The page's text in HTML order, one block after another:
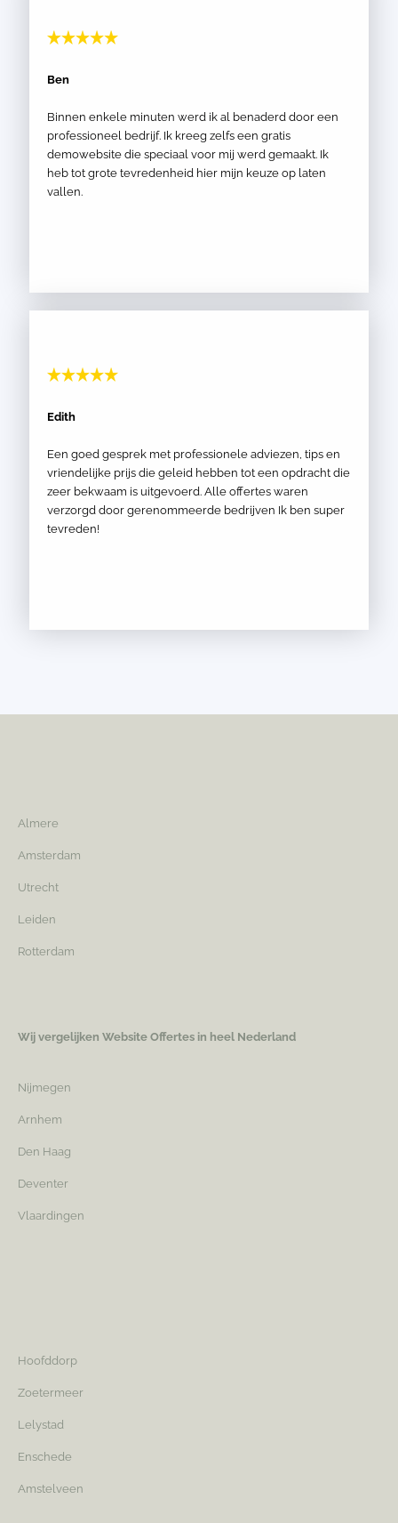
Ben
Binnen enkele minuten werd ik al benaderd door een
professioneel bedrijf. Ik kreeg zelfs een gratis
demowebsite die speciaal voor mij werd gemaakt. Ik
heb tot grote tevredenheid hier mijn keuze op laten
vallen.
Edith
Een goed gesprek met professionele adviezen, tips en
vriendelijke prijs die geleid hebben tot een opdracht die
zeer bekwaam is uitgevoerd. Alle offertes waren
verzorgd door gerenommeerde bedrijven Ik ben super
tevreden!
Almere
Amsterdam
Utrecht
Leiden
Rotterdam
Wij vergelijken Website Offertes in heel Nederland
Nijmegen
Arnhem
Den Haag
Deventer
Vlaardingen
Hoofddorp
Zoetermeer
Lelystad
Enschede
Amstelveen